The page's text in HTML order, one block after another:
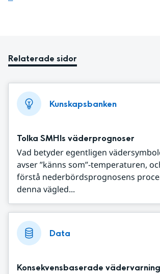
Relaterade sidor
Kunskapsbanken
Tolka SMHIs väderprognoser
Vad betyder egentligen
avser ”känns som”-temperaturen,
förstå nederbördsprognosens
denna vägled...
Data
Konsekvensbaserade